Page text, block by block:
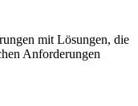
mit Lösungen, die
Anforderungen